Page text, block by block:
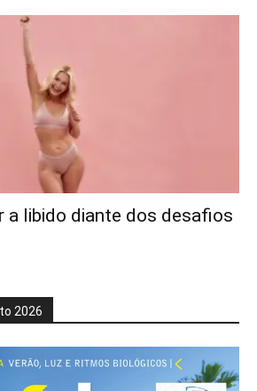
a libido diante dos desafios
2026